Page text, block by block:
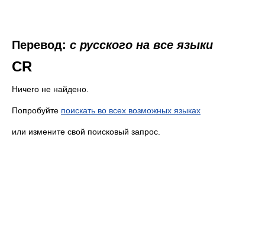
Перевод: с русского на все языки
CR
Ничего не найдено.
Попробуйте поискать во всех возможных языках
или измените свой поисковый запрос.